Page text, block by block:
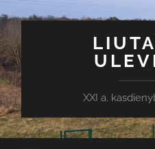
XXI a.